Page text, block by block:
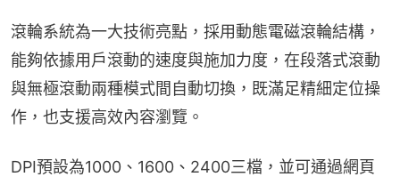
滾輪系統為一大技術亮點，採用動態電磁滾輪結構，
能夠依據用戶滾動的速度與施加力度，在段落式滾動
與無極滾動兩種模式間自動切換，既滿足精細定位操
作，也支援高效內容瀏覽。
DPI預設為1000、1600、2400三檔，並可通過網頁